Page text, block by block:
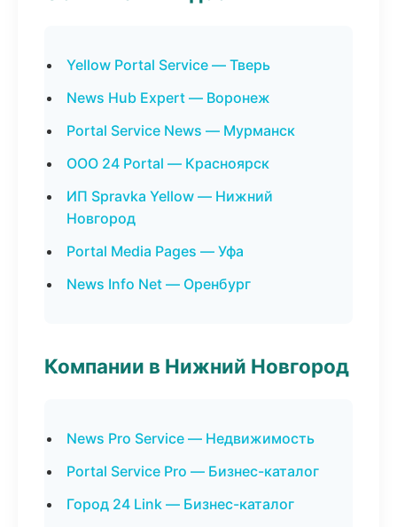
Yellow Portal Service — Тверь
News Hub Expert — Воронеж
Portal Service News — Мурманск
ООО 24 Portal — Красноярск
ИП Spravka Yellow — Нижний
Новгород
Portal Media Pages — Уфа
News Info Net — Оренбург
Компании в Нижний Новгород
News Pro Service — Недвижимость
Portal Service Pro — Бизнес-каталог
Город 24 Link — Бизнес-каталог